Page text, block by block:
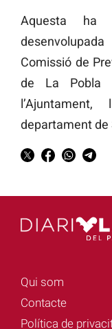
Aquesta ha
Comissió de
de La Pobla
departament de
Qui som
Contacte
Política de